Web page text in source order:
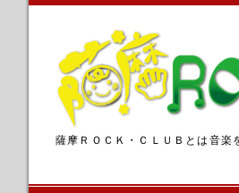
薩摩ＲＯＣＫ・ＣＬＵＢとは音楽